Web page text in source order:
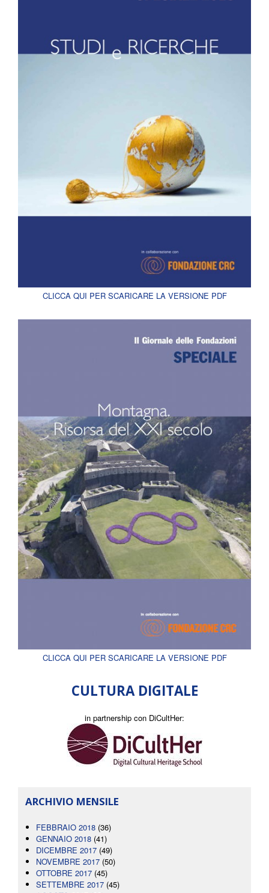
CLICCA QUI PER SCARICARE LA VERSIONE PDF
CLICCA QUI PER SCARICARE LA VERSIONE PDF
CULTURA DIGITALE
in partnership con DiCultHer:
ARCHIVIO MENSILE
FEBBRAIO 2018 (36)
GENNAIO 2018 (41)
DICEMBRE 2017 (49)
NOVEMBRE 2017 (50)
OTTOBRE 2017 (45)
SETTEMBRE 2017 (45)